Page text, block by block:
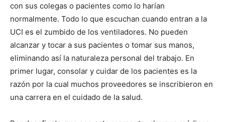
con sus colegas o pacientes como lo harían
normalmente. Todo lo que escuchan cuando entran a la
UCI es el zumbido de los ventiladores. No pueden
alcanzar y tocar a sus pacientes o tomar sus manos,
eliminando así la naturaleza personal del trabajo. En
primer lugar, consolar y cuidar de los pacientes es la
razón por la cual muchos proveedores se inscribieron en
una carrera en el cuidado de la salud.